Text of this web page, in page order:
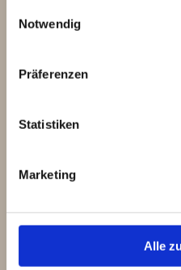
Notwendig
Präferenzen
Statistiken
Marketing
Alle